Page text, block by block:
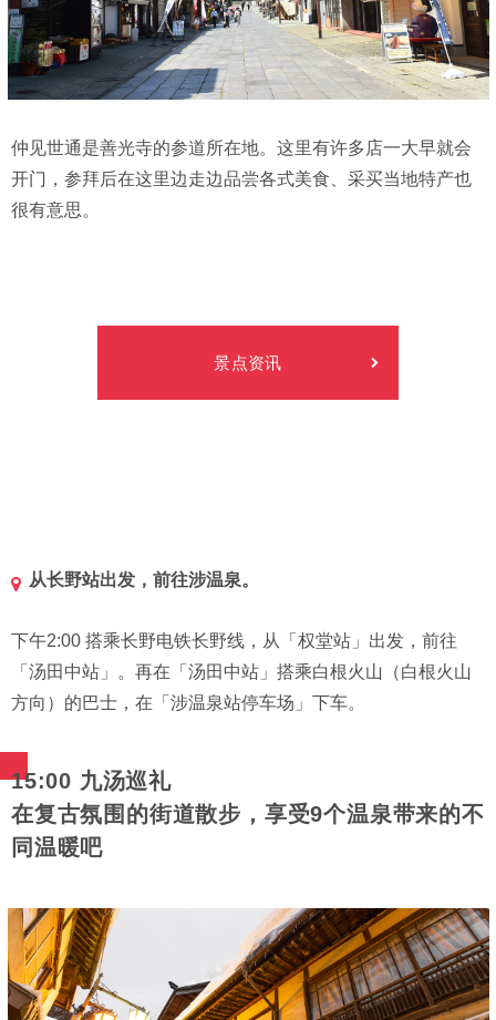
仲见世通是善光寺的参道所在地。这里有许多店一大早就会
开门，参拜后在这里边走边品尝各式美食、采买当地特产也
很有意思。
景点资讯
从长野站出发，前往涉温泉。
下午2:00 搭乘长野电铁长野线，从「权堂站」出发，前往
「汤田中站」。再在「汤田中站」搭乘白根火山（白根火山
方向）的巴士，在「涉温泉站停车场」下车。
15:00 九汤巡礼
在复古氛围的街道散步，享受9个温泉带来的不
同温暖吧